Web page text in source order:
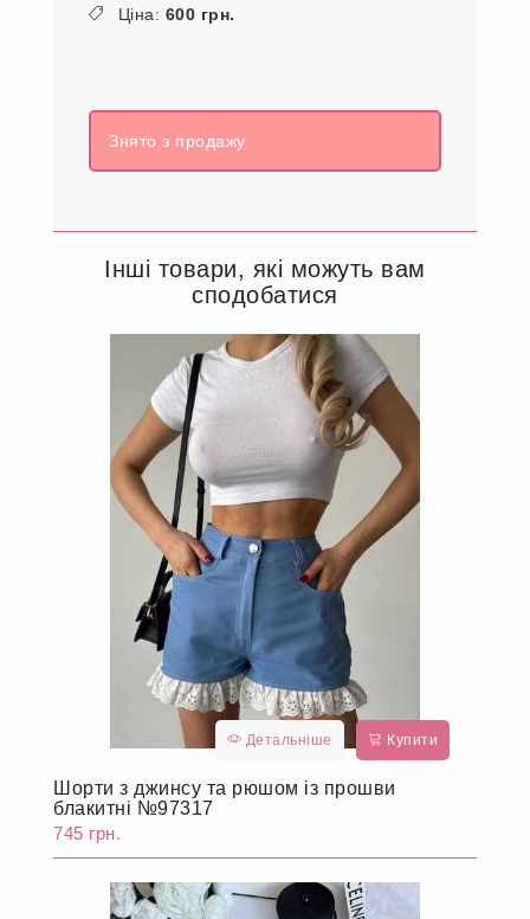
Ціна: 600 грн.
Знято з продажу
Інші товари, які можуть вам
сподобатися
Детальніше Купити
Шорти з джинсу та рюшом із прошви
блакитні №97317
745 грн.